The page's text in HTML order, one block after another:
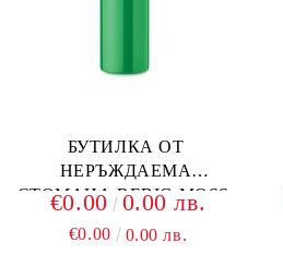
БУТИЛКА ОТ
НЕРЪЖДАЕМА
СТОМАНА REBIG MOSS,
€0.00 0.00 лв.
€0.00 0.00 лв.